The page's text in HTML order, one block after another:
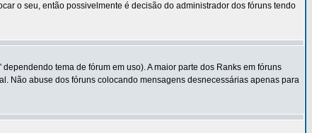
o seu, então possivelmente é decisão do administrador dos fóruns tendo
tema de fórum em uso). A maior parte dos Ranks em fóruns
Não abuse dos fóruns colocando mensagens desnecessárias apenas para